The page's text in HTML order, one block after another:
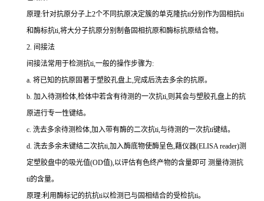
原理:针对抗原分子上2个不同抗原决定簇的单克隆抗ti分别作为固相抗ti
和酶标抗ti,将大分子抗原分别制备固相抗原和酶标抗原结合物。
2. 间接法
间接法常用于检测抗ti,一般的操作步骤为:
a. 将已知的抗原固著于塑胶孔盘上,完成后洗去多余的抗原。
b. 加入待测检体,检体中若含有待测的一次抗ti,则其会与塑胶孔盘上的抗
原进行专一性键结。
c. 洗去多余待测检体,加入带有酶的二次抗ti,与待测的一次抗ti键结。
d. 洗去多余未键结二次抗ti,加入酶底物使酶呈色,藉仪器(ELISA reader)测
定塑胶盘中的吸光值(OD值),以评估有色终产物的含量即可 测量待测抗
ti的含量。
原理:利用酶标记的抗抗ti以检测已与固相结合的受检抗ti。